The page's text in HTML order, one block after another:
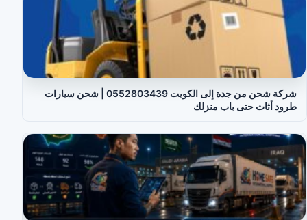
شركة شحن من جدة إلى الكويت 0552803439 | شحن سيارات
طرود أثاث حتى باب منزلك